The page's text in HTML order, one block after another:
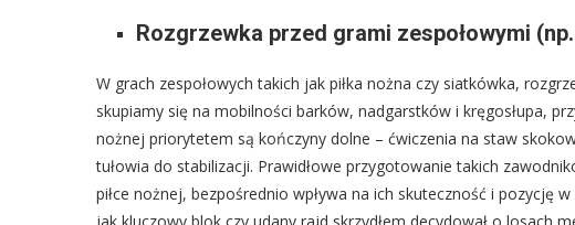
Rozgrzewka przed grami zespołowymi
W grach zespołowych takich jak piłka nożna czy siatkówka,
skupiamy się na mobilności barków, nadgarstków i kręgosłupa,
nożnej priorytetem są kończyny dolne – ćwiczenia na staw
tułowia do stabilizacji. Prawidłowe przygotowanie takich
piłce nożnej, bezpośrednio wpływa na ich skuteczność i pozycję